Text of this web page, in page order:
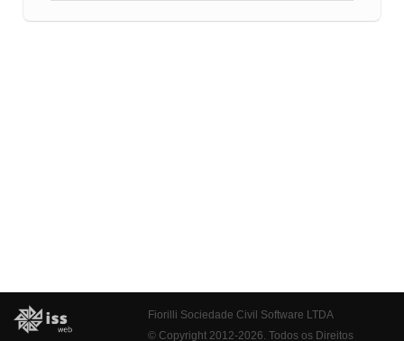
Fiorilli Sociedade Civil Software LTDA
© Copyright 2012-2026. Todos os Direitos